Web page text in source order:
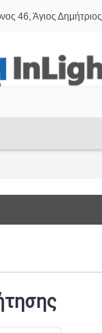
46, Άγιος Δημήτριος